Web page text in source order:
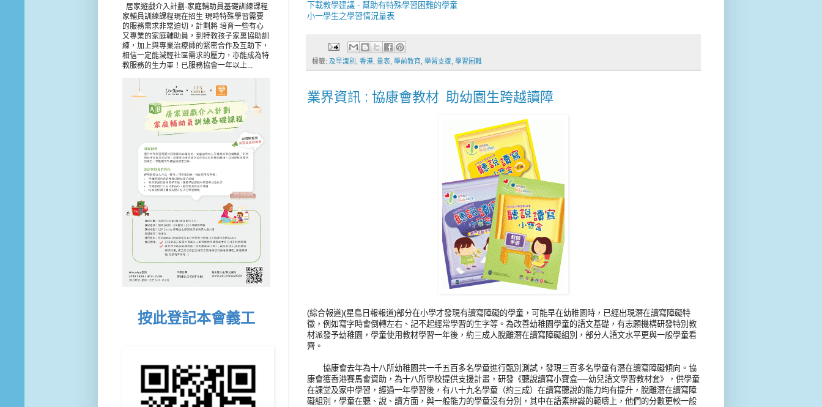
下載教學建議 - 幫助有特殊學習困難的學童
小一學生之學習情況量表
標籤: 及早識別 香港 量表 學前教育 學習支援 學習困難
業界資訊 : 協康會教材 助幼園生跨越讀障
(綜合報道)(星島日報報道)部分在小學才發現有讀寫障礙的學童，可能早在幼稚園時，已經出現潛在讀寫障礙特
徵，例如寫字時會倒轉左右、記不起經常學習的生字等。為改善幼稚園學童的語文基礎，有志願機構研發特別教
材派發予幼稚園，學童使用教材學習一年後，約三成人脫離潛在讀寫障礙組別，部分人語文水平更與一般學童看
齊。
協康會去年為十八所幼稚園共一千五百多名學童進行甄別測試，發現三百多名學童有潛在讀寫障礙傾向。協
康會獲香港賽馬會資助，為十八所學校提供支援計畫，研發《聽說讀寫小寶盒──幼兒語文學習教材套》，供學童
在課堂及家中學習，經過一年學習後，有八十九名學童（約三成）在讀寫聽說的能力均有提升，脫離潛在讀寫障
礙組別，學童在聽、說、讀方面，與一般能力的學童沒有分別，其中在語素辨識的範疇上，他們的分數更較一般
居家遊戲介入計劃-家庭輔助員基礎訓練課程
家輔員訓練課程現在招生 現時特殊學習需要
的服務需求非常迫切，計劃將 培育一些有心
又專業的家庭輔助員，到特教孩子家裏協助訓
練，加上與專業治療師的緊密合作及互助下，
相信一定能減輕社區需求的壓力，亦能成為特
教服務的生力軍！已服務協會一年以上...
按此登記本會義工